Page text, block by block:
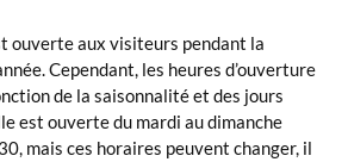
ouverte aux visiteurs pendant la
Cependant, les heures d’ouverture
de la saisonnalité et des jours
est ouverte du mardi au dimanche
mais ces horaires peuvent changer, il